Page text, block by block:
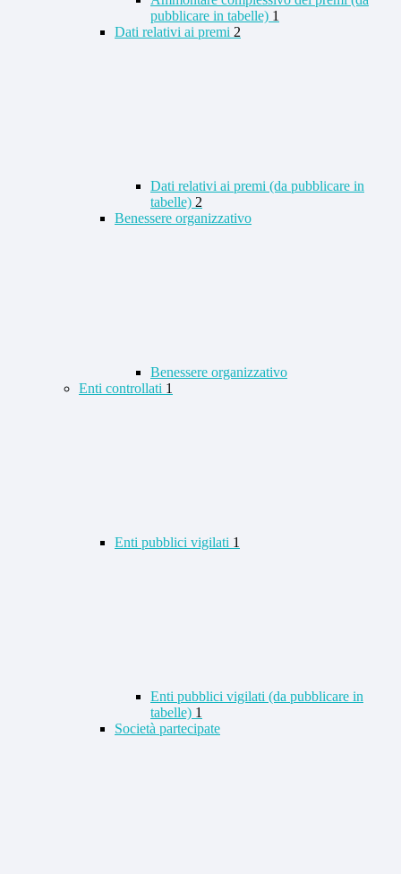
pubblicare in tabelle) 1
Dati relativi ai premi 2
Dati relativi ai premi (da pubblicare in
tabelle) 2
Benessere organizzativo
Benessere organizzativo
Enti controllati 1
Enti pubblici vigilati 1
Enti pubblici vigilati (da pubblicare in
tabelle) 1
Società partecipate